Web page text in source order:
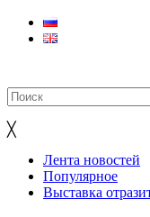
╳
Лента новостей
Популярное
Выставка